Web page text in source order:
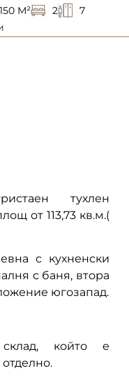
150 M² 2
7
тухлен
от 113,73 кв.м.(
с кухненски
с баня, втора
югозапад.
който е